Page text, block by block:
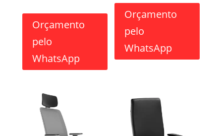
Orçamento
pelo
WhatsApp
Orçamento
pelo
WhatsApp